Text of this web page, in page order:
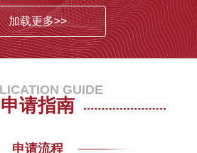
加载更多>>
GUIDE
申请指南
申请流程
家公共财富与中
构性改革—7月